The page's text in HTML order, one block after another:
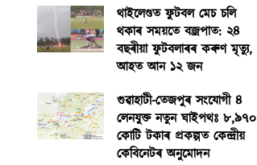
থাইলেণ্ডত ফুটবল মেচ চলি
থকাৰ সময়তে বজ্ৰপাত: ২৪
বছৰীয়া ফুটবলাৰৰ কৰুণ মৃত্যু,
আহত আন ১২ জন
গুৱাহাটী-তেজপুৰ সংযোগী ৪
লেনযুক্ত নতুন ঘাইপথঃ ৮,৯৭০
কোটি টকাৰ প্ৰকল্পত কেন্দ্ৰীয়
কেবিনেটৰ অনুমোদন